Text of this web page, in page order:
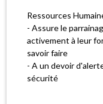
Ressources
- Assure le
activement à leur
savoir faire
- A un devoir
sécurité